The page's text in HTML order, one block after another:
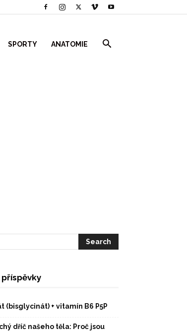
SPORTY ANATOMIE
příspěvky
(bisglycinát) + vitamín B6 P5P
dříč našeho těla: Proč jsou